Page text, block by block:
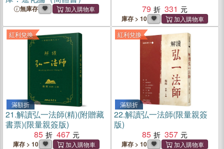
無庫存 79 331
庫存 > 10
紅利兌換
滿額折
21.解讀弘一法師(精)(附贈藏
書票)(限量親簽版)
85
467
庫存 > 10
紅利兌換
滿額折
22.解讀弘一法師(限量親簽
版)
85
357
庫存 > 10